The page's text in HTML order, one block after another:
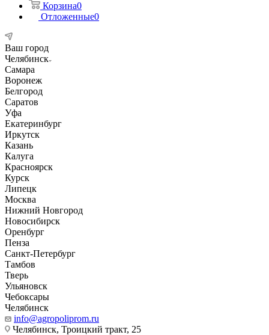
Корзина0
Отложенные0
Ваш город
Челябинск
Самара
Воронеж
Белгород
Саратов
Уфа
Екатеринбург
Иркутск
Казань
Калуга
Красноярск
Курск
Липецк
Москва
Нижний Новгород
Новосибирск
Оренбург
Пенза
Санкт-Петербург
Тамбов
Тверь
Ульяновск
Чебоксары
Челябинск
info@agropoliprom.ru
Челябинск, Троицкий тракт, 25